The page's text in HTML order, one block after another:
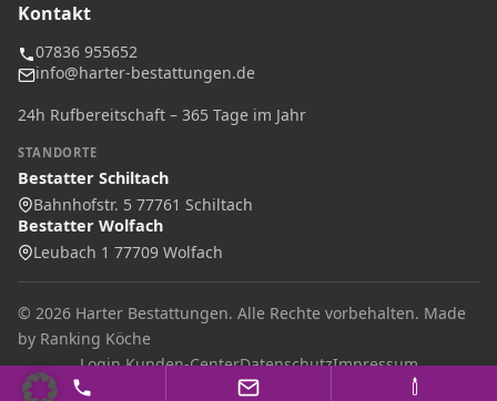
Kontakt
07836 955652
info@harter-bestattungen.de
24h Rufbereitschaft – 365 Tage im Jahr
STANDORTE
Bestatter Schiltach
Bahnhofstr. 5 77761 Schiltach
Bestatter Wolfach
Leubach 1 77709 Wolfach
© 2026 Harter Bestattungen. Alle Rechte vorbehalten. Made
by Ranking Köche
Login Kunden-CenterDatenschutzImpressum